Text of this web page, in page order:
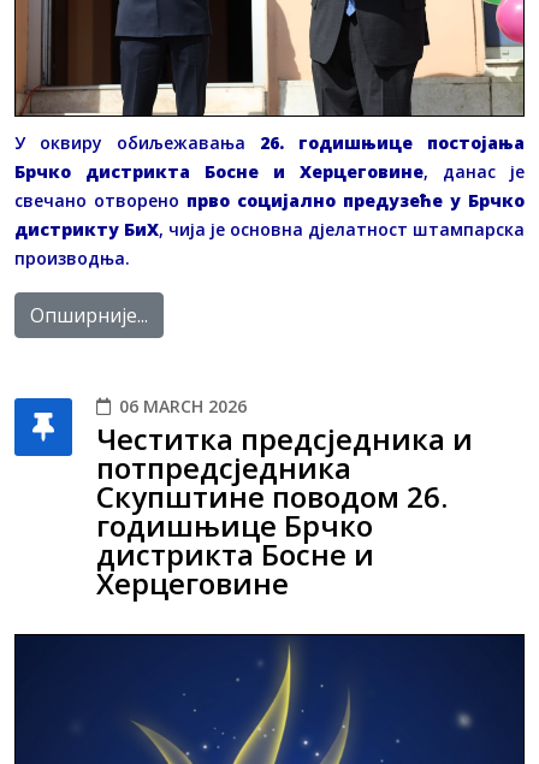
У оквиру обиљежавања 26. годишњице постојања
Брчко дистрикта Босне и Херцеговине, данас је
свечано отворено прво социјално предузеће у Брчко
дистрикту БиХ, чија је основна дјелатност штампарска
производња.
Опширније...
06 MARCH 2026
Честитка предсједника и
потпредсједника
Скупштине поводом 26.
годишњице Брчко
дистрикта Босне и
Херцеговине